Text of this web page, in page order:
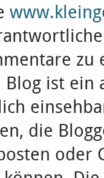
zu
Blog ist
die
oder